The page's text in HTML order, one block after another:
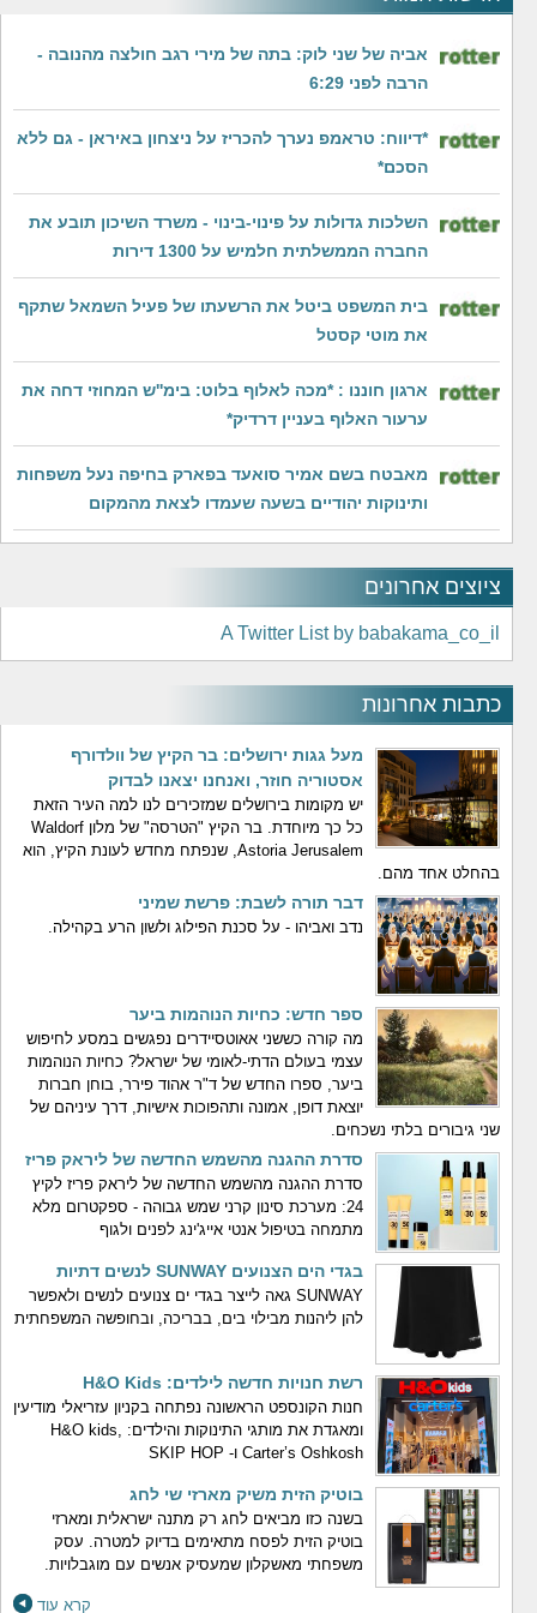
אביה של שני לוק: בתה של מירי רגב חולצה מהנובה -
הרבה לפני 6:29
*דיווח: טראמפ נערך להכריז על ניצחון באיראן - גם ללא
הסכם*
השלכות גדולות על פינוי-בינוי - משרד השיכון תובע את
החברה הממשלתית חלמיש על 1300 דירות
בית המשפט ביטל את הרשעתו של פעיל השמאל שתקף
את מוטי קסטל
ארגון חוננו : *מכה לאלוף בלוט: בימ''ש המחוזי דחה את
ערעור האלוף בעניין דרדיק*
מאבטח בשם אמיר סואעד בפארק בחיפה נעל משפחות
ותינוקות יהודיים בשעה שעמדו לצאת מהמקום
ציוצים אחרונים
A Twitter List by babakama_co_il
כתבות אחרונות
מעל גגות ירושלים: בר הקיץ של וולדורף
אסטוריה חוזר, ואנחנו יצאנו לבדוק
יש מקומות בירושלים שמזכירים לנו למה העיר הזאת
כל כך מיוחדת. בר הקיץ "הטרסה" של מלון Waldorf
Astoria Jerusalem, שנפתח מחדש לעונת הקיץ, הוא
בהחלט אחד מהם.
דבר תורה לשבת: פרשת שמיני
נדב ואביהו - על סכנת הפילוג ולשון הרע בקהילה.
ספר חדש: כחיות הנוהמות ביער
מה קורה כששני אאוטסיידרים נפגשים במסע לחיפוש
עצמי בעולם הדתי-לאומי של ישראל? כחיות הנוהמות
ביער, ספרו החדש של ד"ר אהוד פירר, בוחן חברות
יוצאת דופן, אמונה ותהפוכות אישיות, דרך עיניהם של
שני גיבורים בלתי נשכחים.
סדרת ההגנה מהשמש החדשה של ליראק פריז
סדרת ההגנה מהשמש החדשה של ליראק פריז לקיץ
24: מערכת סינון קרני שמש גבוהה - ספקטרום מלא
מתמחה בטיפול אנטי אייג'ינג לפנים ולגוף
בגדי הים הצנועים SUNWAY לנשים דתיות
SUNWAY גאה לייצר בגדי ים צנועים לנשים ולאפשר
להן ליהנות מבילוי בים, בבריכה, ובחופשה המשפחתית
רשת חנויות חדשה לילדים: H&O Kids
חנות הקונספט הראשונה נפתחה בקניון עזריאלי מודיעין
ומאגדת את מותגי התינוקות והילדים: H&O kids,
Carter’s Oshkosh ו- SKIP HOP
בוטיק הזית משיק מארזי שי לחג
בשנה כזו מביאים לחג רק מתנה ישראלית ומארזי
בוטיק הזית לפסח מתאימים בדיוק למטרה. עסק
משפחתי מאשקלון שמעסיק אנשים עם מוגבלויות.
קרא עוד